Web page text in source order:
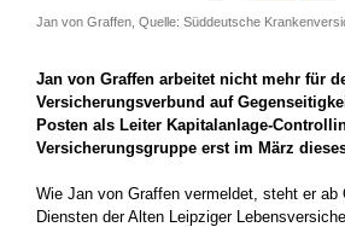
Jan von Graffen, Quelle: Süddeutsche
Jan von Graffen arbeitet nicht mehr für
Versicherungsverbund auf
Posten als Leiter Kapitalanlage-
Versicherungsgruppe erst im März
Wie Jan von Graffen vermeldet, steht er ab
Diensten der Alten Leipziger